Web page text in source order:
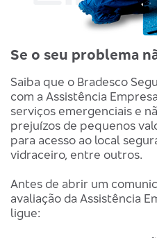
Se o seu problema
Saiba que o Bradesco
com a Assistência
serviços emergenciais e
prejuízos de pequenos
para acesso ao local
vidraceiro, entre outros.
Antes de abrir um
avaliação da Assistência
ligue: